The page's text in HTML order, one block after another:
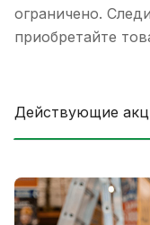
ограничено.
приобретайте
Действующие